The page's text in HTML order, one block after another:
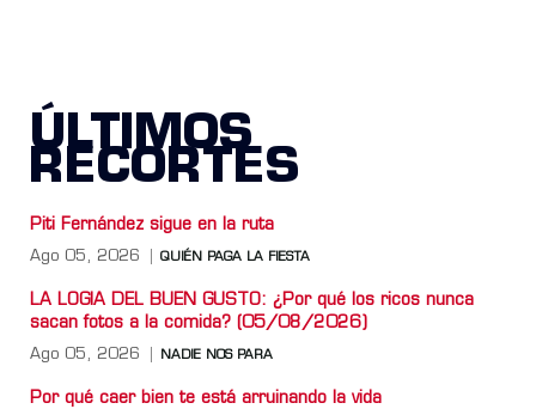
ÚLTIMOS
RECORTES
Piti Fernández sigue en la ruta
Ago 05, 2026 QUIÉN PAGA LA FIESTA
LA LOGIA DEL BUEN GUSTO: ¿Por qué los ricos nunca
sacan fotos a la comida? (05/08/2026)
Ago 05, 2026 NADIE NOS PARA
Por qué caer bien te está arruinando la vida